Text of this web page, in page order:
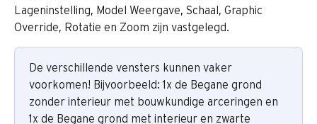
Lageninstelling, Model Weergave, Schaal, Graphic
Override, Rotatie en Zoom zijn vastgelegd.
De verschillende vensters kunnen vaker
voorkomen! ​Bijvoorbeeld: 1x de Begane grond
zonder interieur met bouwkundige arceringen en
1x de Begane grond met interieur en zwarte